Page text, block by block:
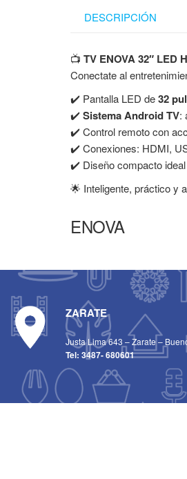
DESCRIPCIÓN
📺 TV ENOVA 32″ LED
Conectate al
✔️ Pantalla LED de32
✔️Sistema Android TV:
✔️ Control remoto con
✔️ Conexiones: HDMI,
✔️ Diseño compacto
🌟 Inteligente, práctico y
ENOVA
ZARATE
Justa Lima 643 – Zarate –
Tel: 3487- 680601